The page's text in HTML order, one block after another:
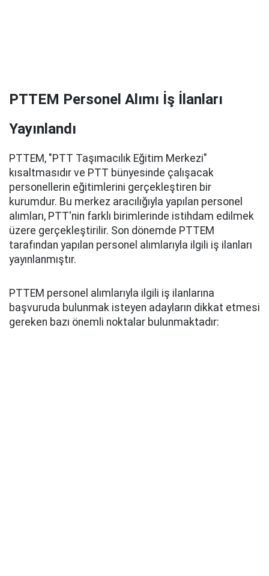
PTTEM Personel Alımı İş İlanları
Yayınlandı
PTTEM, "PTT Taşımacılık Eğitim Merkezi"
kısaltmasıdır ve PTT bünyesinde çalışacak
personellerin eğitimlerini gerçekleştiren bir
kurumdur. Bu merkez aracılığıyla yapılan personel
alımları, PTT'nin farklı birimlerinde istihdam edilmek
üzere gerçekleştirilir. Son dönemde PTTEM
tarafından yapılan personel alımlarıyla ilgili iş ilanları
yayınlanmıştır.
PTTEM personel alımlarıyla ilgili iş ilanlarına
başvuruda bulunmak isteyen adayların dikkat etmesi
gereken bazı önemli noktalar bulunmaktadır: